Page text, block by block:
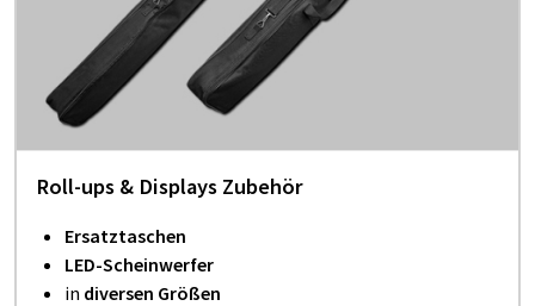
Roll-ups & Displays Zubehör
Ersatztaschen
LED-Scheinwerfer
in diversen Größen